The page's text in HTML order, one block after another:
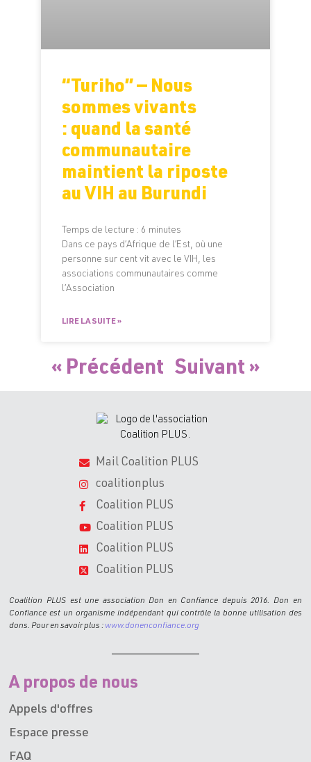
“Turiho” — Nous
sommes vivants
: quand la santé
communautaire
maintient la riposte
au VIH au Burundi
Temps de lecture : 6 minutes
Dans ce pays d’Afrique de l’Est, où une
personne sur cent vit avec le VIH, les
associations communautaires comme
l’Association
LIRE LA SUITE »
« Précédent Suivant »
Mail Coalition PLUS
coalitionplus
Coalition PLUS
Coalition PLUS
Coalition PLUS
Coalition PLUS
Coalition PLUS est une association Don en Confiance depuis 2016. Don en
Confiance est un organisme indépendant qui contrôle la bonne utilisation des
dons. Pour en savoir plus : www.donenconfiance.org
A propos de nous
Appels d'offres
Espace presse
FAQ